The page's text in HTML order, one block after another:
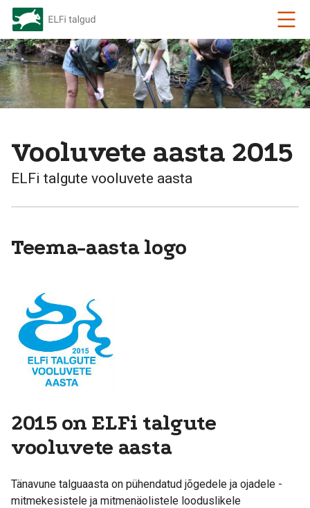
Vooluvete aasta 2015
ELFi talgute vooluvete aasta
Teema-aasta logo
2015 on ELFi talgute
vooluvete aasta
Tänavune talguaasta on pühendatud jõgedele ja ojadele -
mitmekesistele ja mitmenäolistele looduslikele